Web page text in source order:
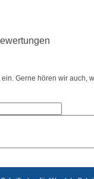
Gerne hören wir auch,